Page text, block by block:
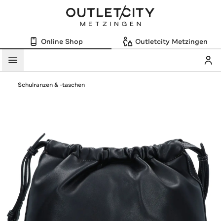
Online Shop Outletcity Metzingen
Menü
Schulranzen & -taschen